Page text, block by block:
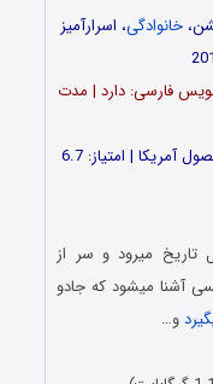
خانوادگی، اسرارآمیز
فارسی: دارد | مدت
حجم: 1.16 گیگابایت + 658 مگابایت | محصول آمریکا | امتیاز: 6.7
تاریخ میرود و سر از
آشنا میشود که جادو
و…